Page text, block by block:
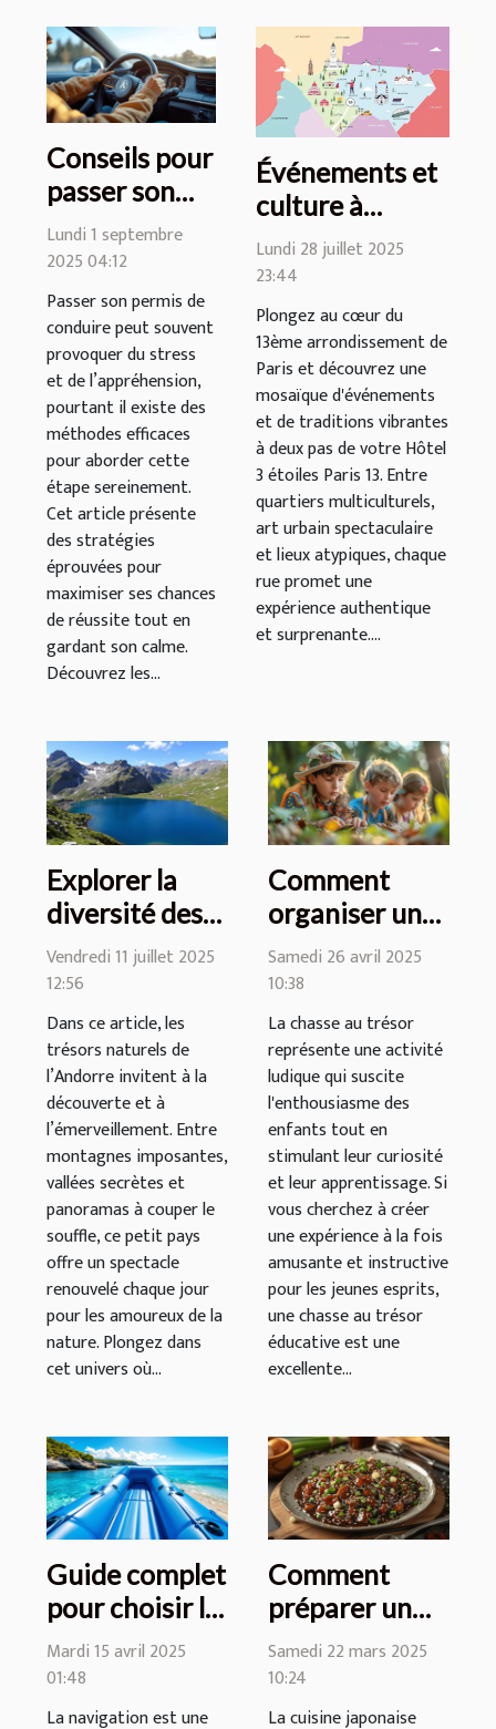
Conseils pour
passer son
permis de
conduire sans
stress
Lundi 1 septembre
2025 04:12
Passer son permis de
conduire peut souvent
provoquer du stress
et de l’appréhension,
pourtant il existe des
méthodes efficaces
pour aborder cette
étape sereinement.
Cet article présente
des stratégies
éprouvées pour
maximiser ses chances
de réussite tout en
gardant son calme.
Découvrez les...
Événements et
culture à
proximité des
hôtels 3 étoiles
dans le 13ème
arrondissement
Lundi 28 juillet 2025
23:44
Plongez au cœur du
13ème arrondissement de
Paris et découvrez une
mosaïque d'événements
et de traditions vibrantes
à deux pas de votre Hôtel
3 étoiles Paris 13. Entre
quartiers multiculturels,
art urbain spectaculaire
et lieux atypiques, chaque
rue promet une
expérience authentique
et surprenante....
Explorer la
diversité des
paysages
andorrans :
une aventure
au quotidien
Vendredi 11 juillet 2025
12:56
Dans ce article, les
trésors naturels de
l’Andorre invitent à la
découverte et à
l’émerveillement. Entre
montagnes imposantes,
vallées secrètes et
panoramas à couper le
souffle, ce petit pays
offre un spectacle
renouvelé chaque jour
pour les amoureux de la
nature. Plongez dans
cet univers où...
Comment
organiser une
chasse au
trésor
éducative
pour enfants
Samedi 26 avril 2025
10:38
La chasse au trésor
représente une activité
ludique qui suscite
l'enthousiasme des
enfants tout en
stimulant leur curiosité
et leur apprentissage. Si
vous cherchez à créer
une expérience à la fois
amusante et instructive
pour les jeunes esprits,
une chasse au trésor
éducative est une
excellente...
Guide complet
pour choisir la
meilleure
annexe
gonflable pour
Mardi 15 avril 2025
01:48
La navigation est une
Comment
préparer un
authentique
teriyaki chez
vous avec une
Samedi 22 mars 2025
10:24
La cuisine japonaise